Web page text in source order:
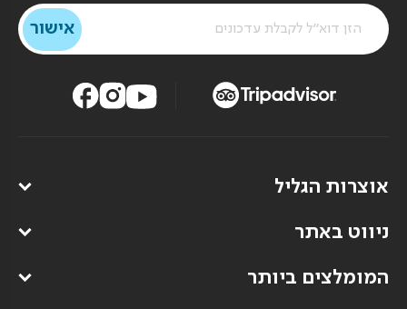
אוצרות הגליל
ניווט באתר
המומלצים ביותר